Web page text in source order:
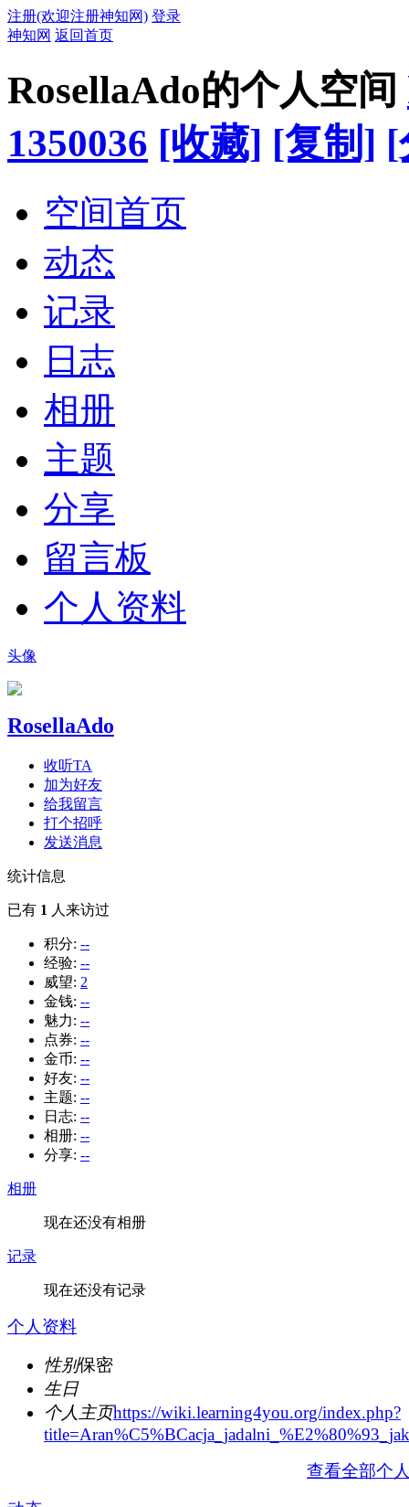
注册(欢迎注册神知网) 登录
神知网 返回首页
RosellaAdo的个人空间
1350036 [收藏] [复制] [
空间首页
动态
记录
日志
相册
主题
分享
留言板
个人资料
头像
RosellaAdo
收听TA
加为好友
给我留言
打个招呼
发送消息
统计信息
已有 1 人来访过
积分: --
经验: --
威望: 2
金钱: --
魅力: --
点券: --
金币: --
好友: --
主题: --
日志: --
相册: --
分享: --
相册
现在还没有相册
记录
现在还没有记录
个人资料
性别保密
生日
个人主页https://wiki.learning4you.org/index.php?
查看全部个